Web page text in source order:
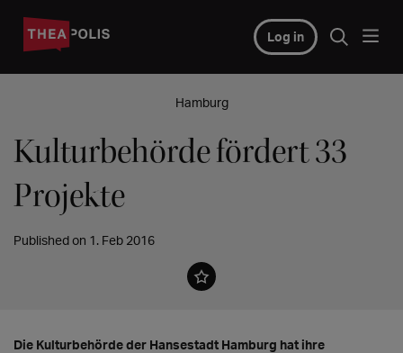
Log in
Hamburg
Kulturbehörde fördert 33
Projekte
Published on 1. Feb 2016
Die Kulturbehörde der Hansestadt Hamburg hat ihre